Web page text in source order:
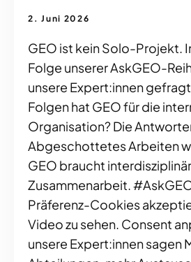
2. Juni 2026
GEO ist kein Solo-Projekt.
Folge unserer AskGEO-
unsere Expert:innen
Folgen hat GEO für die
Organisation? Die
Abgeschottetes Arbeiten
GEO braucht
Zusammenarbeit.
Präferenz-Cookies
Video zu sehen. Consent
unsere Expert:innen sagen